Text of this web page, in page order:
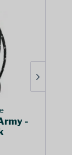
-